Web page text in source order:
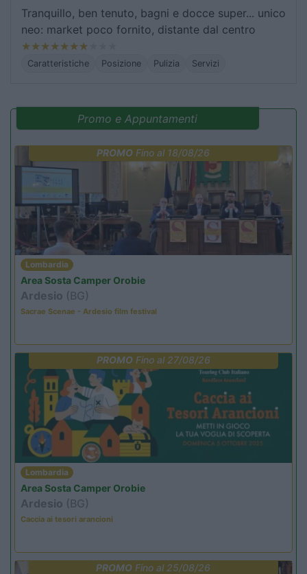
Tranquillo, ben tenuto, bagni e docce super... unico
neo: market poco fornito, distante dal centro
Caratteristiche Posizione Pulizia Servizi
Promo e Appuntamenti
PROMO Fino al 18/08/26
Lombardia
Area Sosta Camper Orobie
Ardesio (BG)
Sacrae Scenae - Ardesio film festival
PROMOFino al 27/08/26
Lombardia
Area Sosta Camper Orobie
Ardesio (BG)
Caccia ai tesori arancioni
PROMO Fino al 25/08/26